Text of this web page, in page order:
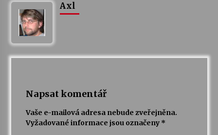
Vysočinka
17. 7. 2026
Za kulturou kousek za Humpolec. V Želivě ožije
13. 7. 2026
Axl
Napsat komentář
Vaše e-mailová adresa nebude zveřejněna.
Vyžadované informace jsou označeny *